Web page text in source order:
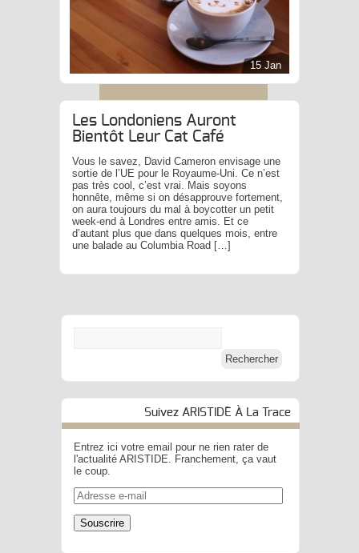
15 Jan
Les Londoniens Auront
Bientôt Leur Cat Café
Vous le savez, David Cameron envisage une
sortie de l’UE pour le Royaume-Uni. Ce n’est
pas très cool, c’est vrai. Mais soyons
honnête, même si on désapprouve fortement,
on aura toujours du mal à boycotter un petit
week-end à Londres entre amis. Et ce
d’autant plus que dans quelques mois, entre
une balade au Columbia Road […]
Suivez ARISTIDE À La Trace
Entrez ici votre email pour ne rien rater de
l'actualité ARISTIDE. Franchement, ça vaut
le coup.
Adresse
e-
mail
Souscrire